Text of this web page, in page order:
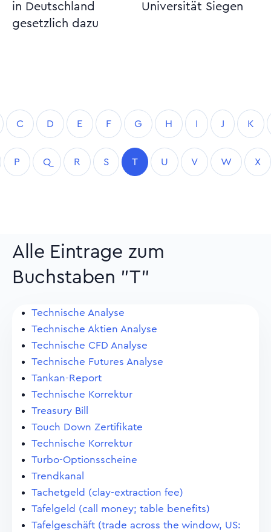
in Deutschland
gesetzlich dazu
Universität Siegen
C D E F G H I J K
P Q R S T U V W X
Alle Eintrage zum
Buchstaben "T"
Technische Analyse
Technische Aktien Analyse
Technische CFD Analyse
Technische Futures Analyse
Tankan-Report
Technische Korrektur
Treasury Bill
Touch Down Zertifikate
Technische Korrektur
Turbo-Optionsscheine
Trendkanal
Tachetgeld (clay-extraction fee)
Tafelgeld (call money; table benefits)
Tafelgeschäft (trade across the window, US: